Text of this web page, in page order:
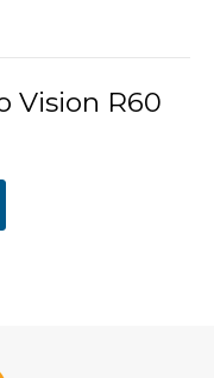
Vision R60